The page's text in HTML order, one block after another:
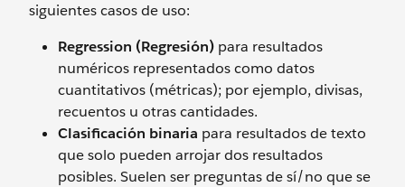
siguientes casos de uso:
Regression (Regresión) para resultados
numéricos representados como datos
cuantitativos (métricas); por ejemplo, divisas,
recuentos u otras cantidades.
Clasificación binaria para resultados de texto
que solo pueden arrojar dos resultados
posibles. Suelen ser preguntas de sí/no que se